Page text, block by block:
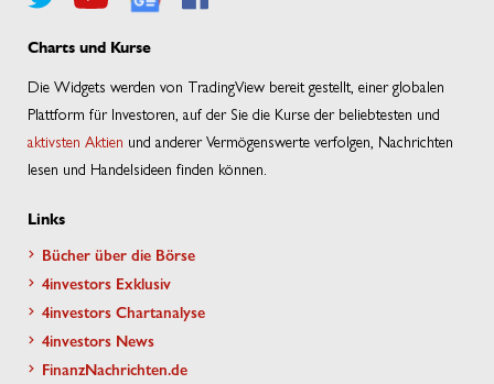
Charts und Kurse
Die Widgets werden von TradingView bereit gestellt, einer globalen
Plattform für Investoren, auf der Sie die Kurse der beliebtesten und
aktivsten Aktien und anderer Vermögenswerte verfolgen, Nachrichten
lesen und Handelsideen finden können.
Links
Bücher über die Börse
4investors Exklusiv
4investors Chartanalyse
4investors News
FinanzNachrichten.de